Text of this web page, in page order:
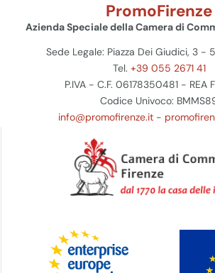
PromoFirenze
Azienda Speciale della Camera di
Sede Legale: Piazza Dei Giudici, 3 -
Tel. +39 055 2671 41
P.IVA - C.F. 06178350481 - REA
Codice Univoco:
info@promofirenze.it-